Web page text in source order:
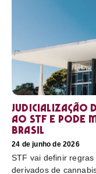
Judicialização
ao STF e pode
Brasil
24 de junho de 2026
STF vai definir
derivados de